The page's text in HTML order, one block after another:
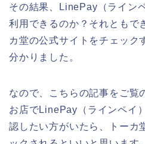
その結果、LinePay（ライン
利用できるのか？それともで
カ堂の公式サイトをチェック
分かりました。
なので、こちらの記事をご覧
お店でLinePay（ラインペイ
認したい方がいたら、トーカ